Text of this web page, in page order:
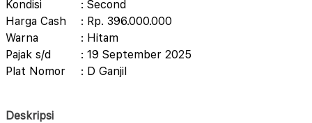
Kondisi
: Second
Harga Cash
: Rp. 396.000.000
Warna
: Hitam
Pajak s/d
: 19 September 2025
Plat Nomor
: D Ganjil
Deskripsi